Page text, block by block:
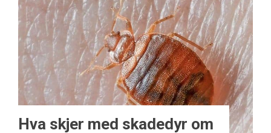
Hva skjer med skadedyr om